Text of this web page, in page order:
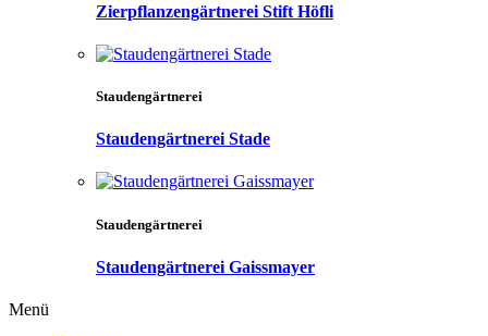
Zierpflanzengärtnerei Stift Höfli
Staudengärtnerei
Staudengärtnerei Stade
Staudengärtnerei
Staudengärtnerei Gaissmayer
Menü